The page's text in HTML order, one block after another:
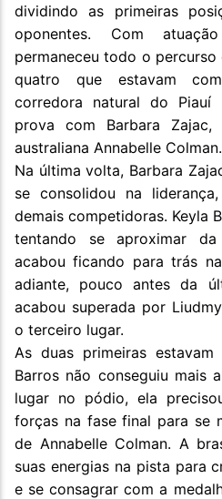
dividindo as primeiras
oponentes. Com
permaneceu todo o
quatro que estavam
corredora natural do
prova com Barbara
australiana Annabelle Colman.
Na última volta, Barbara
se consolidou na
demais competidoras. Keyla
tentando se aproximar
acabou ficando para trás
adiante, pouco antes da
acabou superada por
o terceiro lugar.
As duas primeiras
Barros não conseguiu mais
lugar no pódio, ela
forças na fase final para se
de Annabelle Colman. A
suas energias na pista para
e se consagrar com a